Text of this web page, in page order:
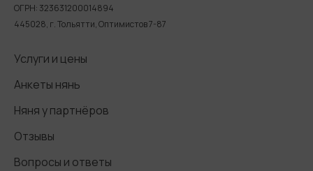
ОГРН: 323631200014894
445028, г. Тольятти, Оптимистов 7-87
Услуги и цены
Анкеты нянь
Няня у партнёров
Отзывы
Вопросы и ответы